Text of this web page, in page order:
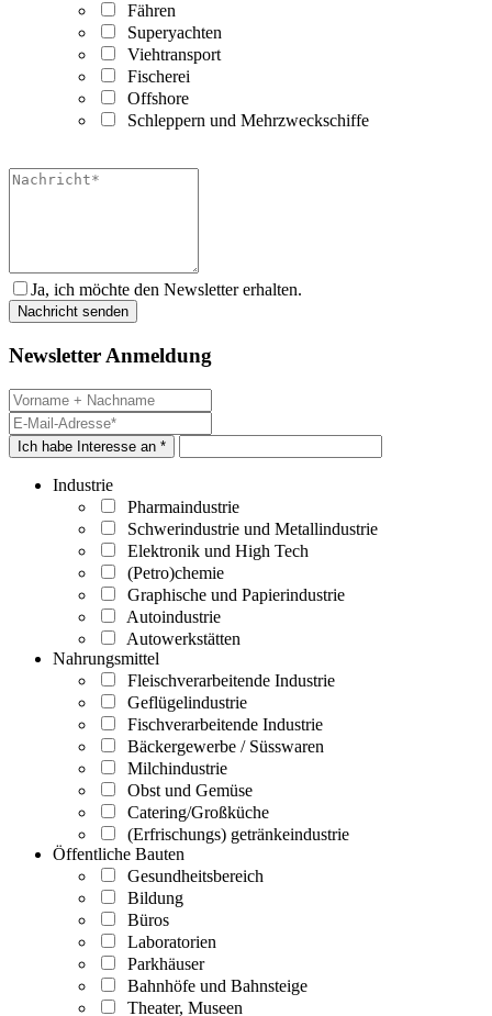
Fähren
Superyachten
Viehtransport
Fischerei
Offshore
Schleppern und Mehrzweckschiffe
Ja, ich möchte den Newsletter erhalten.
Newsletter Anmeldung
Ich habe Interesse an *
Industrie
Pharmaindustrie
Schwerindustrie und Metallindustrie
Elektronik und High Tech
(Petro)chemie
Graphische und Papierindustrie
Autoindustrie
Autowerkstätten
Nahrungsmittel
Fleischverarbeitende Industrie
Geflügelindustrie
Fischverarbeitende Industrie
Bäckergewerbe / Süsswaren
Milchindustrie
Obst und Gemüse
Catering/Großküche
(Erfrischungs) getränkeindustrie
Öffentliche Bauten
Gesundheitsbereich
Bildung
Büros
Laboratorien
Parkhäuser
Bahnhöfe und Bahnsteige
Theater, Museen